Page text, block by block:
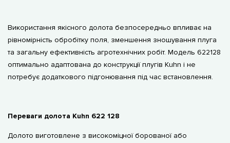
Використання якісного долота безпосередньо впливає на
рівномірність обробітку поля, зменшення зношування плуга
та загальну ефективність агротехнічних робіт. Модель 622128
оптимально адаптована до конструкції плугів Kuhn і не
потребує додаткового підгонювання під час встановлення.
Переваги долота Kuhn 622 128
Долото виготовлене з високоміцної борованої або